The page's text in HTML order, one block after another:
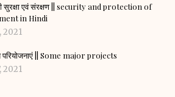
सुरक्षा एवं संरक्षण || security and protection of
in Hindi
2021
|| Some major projects
2021